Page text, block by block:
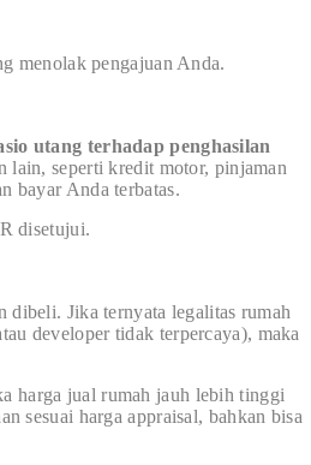
menolak pengajuan Anda.
utang terhadap penghasilan
lain, seperti kredit motor, pinjaman
bayar Anda terbatas.
disetujui.
dibeli. Jika ternyata legalitas rumah
developer tidak terpercaya), maka
harga jual rumah jauh lebih tinggi
sesuai harga appraisal, bahkan bisa